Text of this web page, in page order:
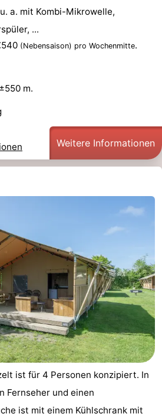
a. mit Kombi-Mikrowelle,
...
(Nebensaison) pro Wochenmitte.
m.
Weitere Informationen
ist für 4 Personen konzipiert. In
Fernseher und einen
ist mit einem Kühlschrank mit